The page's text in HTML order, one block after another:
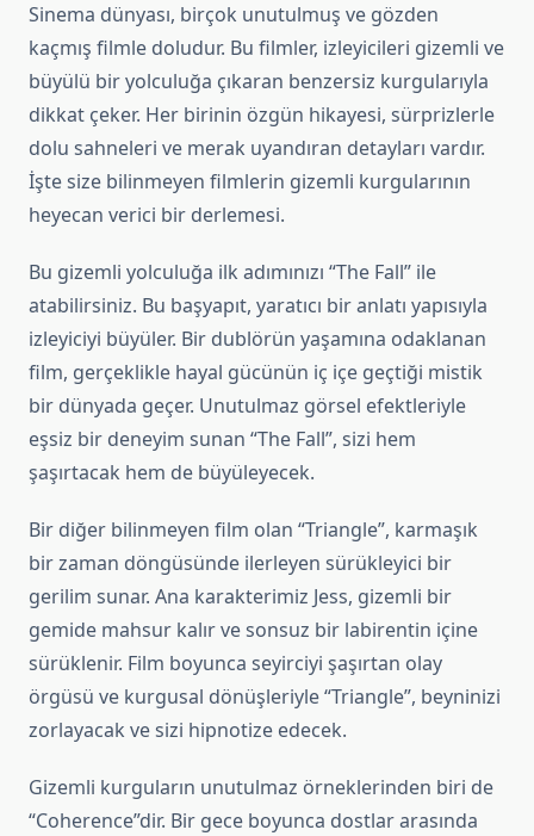
Sinema dünyası, birçok unutulmuş ve gözden
kaçmış filmle doludur. Bu filmler, izleyicileri gizemli ve
büyülü bir yolculuğa çıkaran benzersiz kurgularıyla
dikkat çeker. Her birinin özgün hikayesi, sürprizlerle
dolu sahneleri ve merak uyandıran detayları vardır.
İşte size bilinmeyen filmlerin gizemli kurgularının
heyecan verici bir derlemesi.
Bu gizemli yolculuğa ilk adımınızı “The Fall” ile
atabilirsiniz. Bu başyapıt, yaratıcı bir anlatı yapısıyla
izleyiciyi büyüler. Bir dublörün yaşamına odaklanan
film, gerçeklikle hayal gücünün iç içe geçtiği mistik
bir dünyada geçer. Unutulmaz görsel efektleriyle
eşsiz bir deneyim sunan “The Fall”, sizi hem
şaşırtacak hem de büyüleyecek.
Bir diğer bilinmeyen film olan “Triangle”, karmaşık
bir zaman döngüsünde ilerleyen sürükleyici bir
gerilim sunar. Ana karakterimiz Jess, gizemli bir
gemide mahsur kalır ve sonsuz bir labirentin içine
sürüklenir. Film boyunca seyirciyi şaşırtan olay
örgüsü ve kurgusal dönüşleriyle “Triangle”, beyninizi
zorlayacak ve sizi hipnotize edecek.
Gizemli kurguların unutulmaz örneklerinden biri de
“Coherence”dir. Bir gece boyunca dostlar arasında